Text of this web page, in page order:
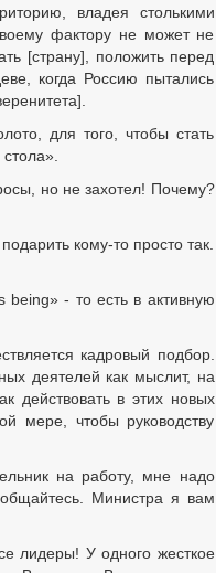
владея столькими
фактору не может не
[страну], положить перед
когда Россию пытались
для того, чтобы стать
но не захотел! Почему?
кому-то просто так.
- то есть в активную
кадровый подбор.
деятелей как мыслит, на
действовать в этих новых
мере, чтобы руководству
на работу, мне надо
Министра я вам
лидеры! У одного жесткое